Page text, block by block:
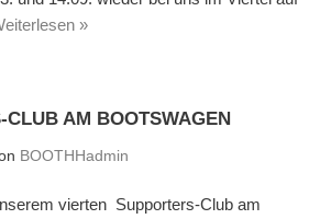
»
CLUB AM BOOTSWAGEN
BOOTHHadmin
vierten Supporters-Club am